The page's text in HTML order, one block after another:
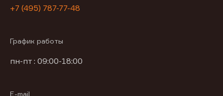
+7 (495) 787-77-48
График работы
пн-пт : 09:00-18:00
E-mail